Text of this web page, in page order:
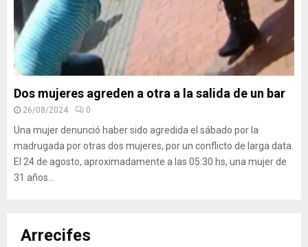
Dos mujeres agreden a otra a la salida de un bar
26/08/2024 0
Una mujer denunció haber sido agredida el sábado por la
madrugada por otras dos mujeres, por un conflicto de larga data.
El 24 de agosto, aproximadamente a las 05:30 hs, una mujer de
31 años...
Arrecifes